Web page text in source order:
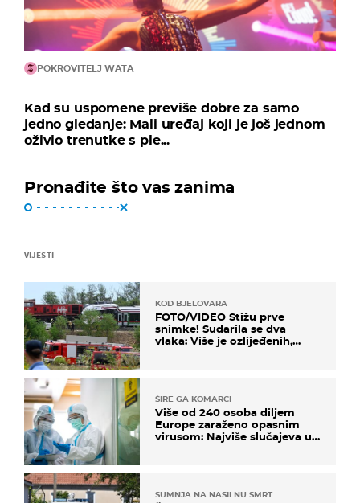
POKROVITELJ WATA
Kad su uspomene previše dobre za samo
jedno gledanje: Mali uređaj koji je još jednom
oživio trenutke s ple...
Pronađite što vas zanima
VIJESTI
KOD BJELOVARA
FOTO/VIDEO Stižu prve
snimke! Sudarila se dva
vlaka: Više je ozlijeđenih,
ŠIRE GA KOMARCI
Više od 240 osoba diljem
Europe zaraženo opasnim
virusom: Najviše slučajeva u
SUMNJA NA NASILNU SMRT